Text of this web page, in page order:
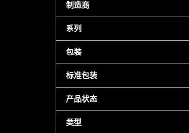
制造商
系列
包装
标准包装
产品状态
类型